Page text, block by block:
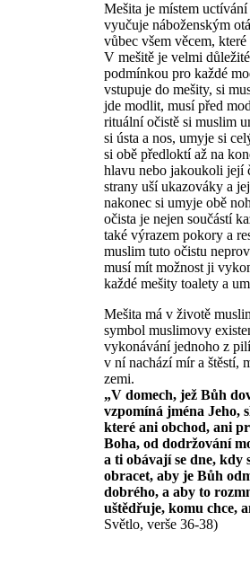
Mešita je místem
vyučuje náboženským
vůbec všem věcem,
V mešitě je velmi
podmínkou pro každé
vstupuje do mešity, si
jde modlit, musí před
rituální očistě si muslim
si ústa a nos, umyje si
si obě předloktí až na
hlavu nebo jakoukoli její
strany uší ukazováky a
nakonec si umyje obě
očista je nejen součástí
také výrazem pokory a
muslim tuto očistu
musí mít možnost ji
každé mešity toalety a
Mešita má v životě
symbol muslimovy
vykonávání jednoho z
v ní nachází mír a štěstí,
zemi.
„V domech, jež Bůh
vzpomíná jména Jeho,
které ani obchod, ani
Boha, od dodržování
a ti obávají se dne, kdy
obracet, aby je Bůh
dobrého, a aby to
uštědřuje, komu chce,
Světlo, verše 36-38)